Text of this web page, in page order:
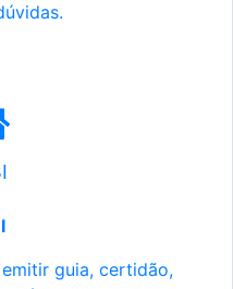
guia, certidão,